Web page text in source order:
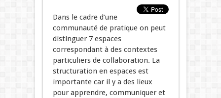
Dans le cadre d’une
communauté de pratique on peut
distinguer 7 espaces
correspondant à des contextes
particuliers de collaboration. La
structuration en espaces est
importante car il y a des lieux
pour apprendre, communiquer et